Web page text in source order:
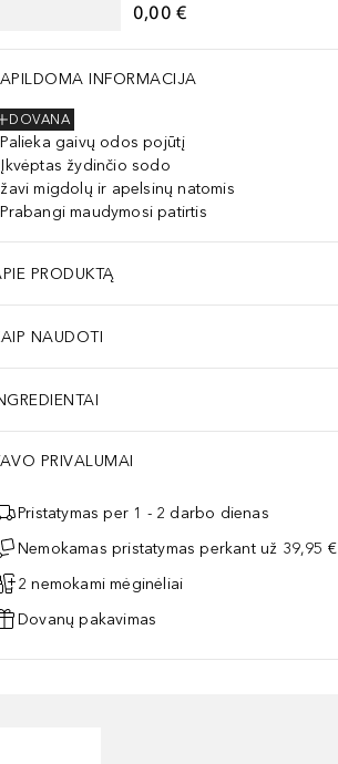
0,00 €
INFORMACIJA
DOVANA
Palieka gaivų odos pojūtį
Įkvėptas žydinčio sodo
žavi migdolų ir apelsinų natomis
Prabangi maudymosi patirtis
PRODUKTĄ
NAUDOTI
PRIVALUMAI
Pristatymas per 1 - 2 darbo dienas
Nemokamas pristatymas perkant už 39,95 €
2 nemokami mėginėliai
Dovanų pakavimas